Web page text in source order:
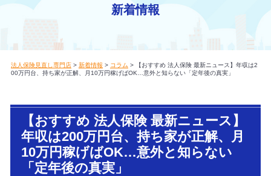
新着情報
法人保険見直し専門店> 新着情報 > コラム >
【おすすめ 法人保険 最新ニュース】年収は2
00万円台、持ち家が正解、月10万円稼げばOK…意外と知らない「定年後の真実」
【おすすめ 法人保険 最新ニュース】
年収は200万円台、持ち家が正解、月
10万円稼げばOK…意外と知らない
「定年後の真実」